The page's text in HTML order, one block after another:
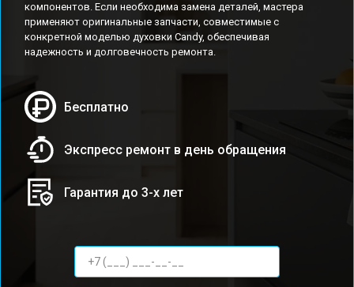
компонентов. Если необходима замена деталей, мастера
применяют оригинальные запчасти, совместимые с
конкретной моделью духовки Candy, обеспечивая
надежность и долговечность ремонта.
Бесплатно
Экспресс ремонт в день обращения
Гарантия до 3-х лет